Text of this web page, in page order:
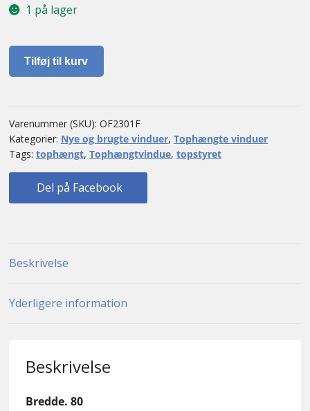
1 på lager
Tophængt
vindue
Tilføj til kurv
Varenummer (SKU): OF2301F
Kategorier: Nye og brugte vinduer, Tophængte vinduer
Tags: tophængt, Tophængtvindue, topstyret
Del på Facebook
Beskrivelse
Yderligere information
Beskrivelse
Bredde. 80